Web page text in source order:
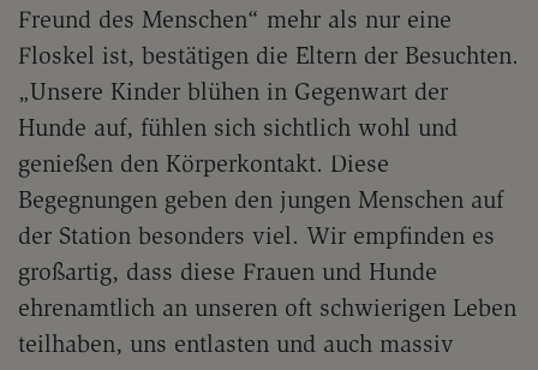
Freund des Menschen“ mehr als nur eine
Floskel ist, bestätigen die Eltern der Besuchten.
„Unsere Kinder blühen in Gegenwart der
Hunde auf, fühlen sich sichtlich wohl und
genießen den Körperkontakt. Diese
Begegnungen geben den jungen Menschen auf
der Station besonders viel. Wir empfinden es
großartig, dass diese Frauen und Hunde
ehrenamtlich an unseren oft schwierigen Leben
teilhaben, uns entlasten und auch massiv